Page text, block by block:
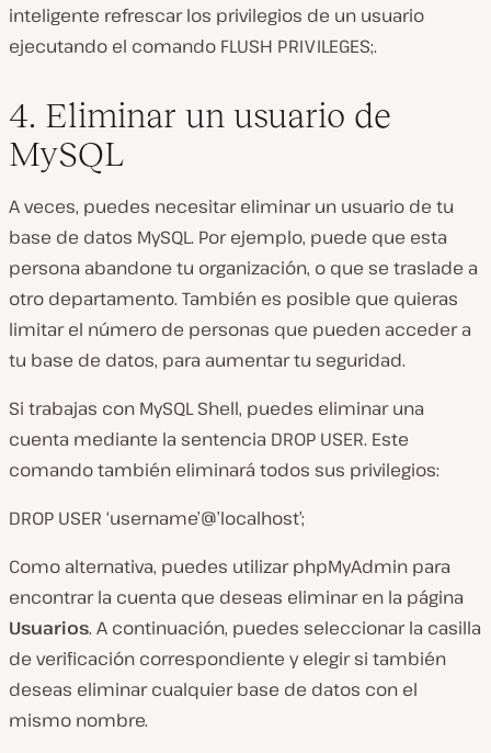
inteligente refrescar los privilegios de un usuario
ejecutando el comando FLUSH PRIVILEGES;.
4. Eliminar un usuario de
MySQL
A veces, puedes necesitar eliminar un usuario de tu
base de datos MySQL. Por ejemplo, puede que esta
persona abandone tu organización, o que se traslade a
otro departamento. También es posible que quieras
limitar el número de personas que pueden acceder a
tu base de datos, para aumentar tu seguridad.
Si trabajas con MySQL Shell, puedes eliminar una
cuenta mediante la sentencia DROP USER. Este
comando también eliminará todos sus privilegios:
DROP USER ‘username’@’localhost’;
Como alternativa, puedes utilizar phpMyAdmin para
encontrar la cuenta que deseas eliminar en la página
Usuarios. A continuación, puedes seleccionar la casilla
de verificación correspondiente y elegir si también
deseas eliminar cualquier base de datos con el
mismo nombre.